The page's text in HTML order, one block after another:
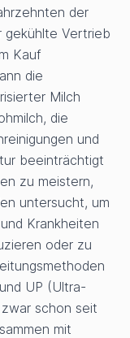
der
gekühlte Vertrieb
Kauf
die
Milch
die
und
beeinträchtigt
zu meistern,
untersucht, um
Krankheiten
oder zu
UP (Ultra-
schon seit
mit